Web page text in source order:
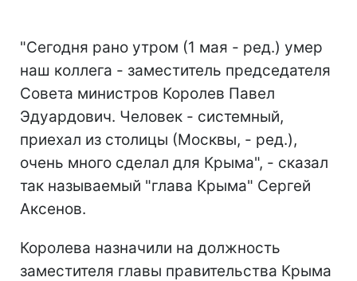
"Сегодня рано утром (1 мая - ред.) умер
наш коллега - заместитель председателя
Совета министров Королев Павел
Эдуардович. Человек - системный,
приехал из столицы (Москвы, - ред.),
очень много сделал для Крыма", - сказал
так называемый "глава Крыма" Сергей
Аксенов.
Королева назначили на должность
заместителя главы правительства Крыма